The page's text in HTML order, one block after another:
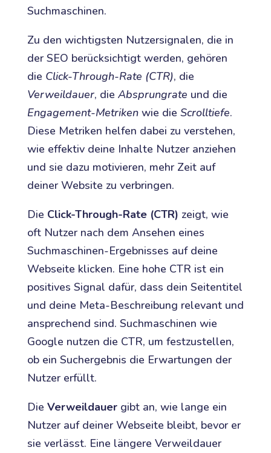
Suchmaschinen.
Zu den wichtigsten Nutzersignalen, die in
der SEO berücksichtigt werden, gehören
die Click-Through-Rate (CTR), die
Verweildauer, die Absprungrate und die
Engagement-Metrikenwie die Scrolltiefe.
Diese Metriken helfen dabei zu verstehen,
wie effektiv deine Inhalte Nutzer anziehen
und sie dazu motivieren, mehr Zeit auf
deiner Website zu verbringen.
Die Click-Through-Rate (CTR) zeigt, wie
oft Nutzer nach dem Ansehen eines
Suchmaschinen-Ergebnisses auf deine
Webseite klicken. Eine hohe CTR ist ein
positives Signal dafür, dass dein Seitentitel
und deine Meta-Beschreibung relevant und
ansprechend sind. Suchmaschinen wie
Google nutzen die CTR, um festzustellen,
ob ein Suchergebnis die Erwartungen der
Nutzer erfüllt.
Die Verweildauergibt an, wie lange ein
Nutzer auf deiner Webseite bleibt, bevor er
sie verlässt. Eine längere Verweildauer